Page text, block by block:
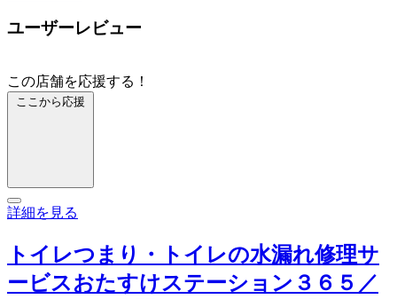
ユーザーレビュー
この店舗を応援する！
ここから応援
詳細を見る
トイレつまり・トイレの水漏れ修理サ
ービスおたすけステーション３６５／